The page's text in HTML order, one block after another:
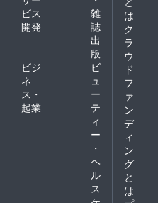
ビス
開発
雑
誌
出
版
ビジ
ネ
ス・
起業
ビ
ュ
ー
テ
ィ
ー
・
ヘ
ル
ス
は
ク
ラ
ウ
ド
フ
ァ
ン
デ
ィ
ン
グ
と
は